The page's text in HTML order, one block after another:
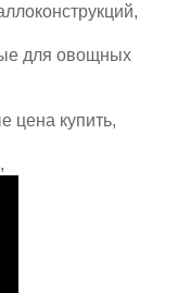
для овощных
цена купить,